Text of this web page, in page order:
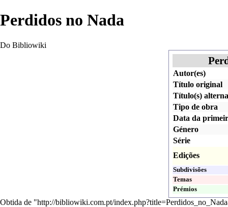
Perdidos no Nada
Do Bibliowiki
Autor(es)
Título original
Título(s)
Tipo de obra
Data da
Género
Série
Edições
Subdivisões
Temas
Prémios
Obtida de "http://bibliowiki.com.pt/